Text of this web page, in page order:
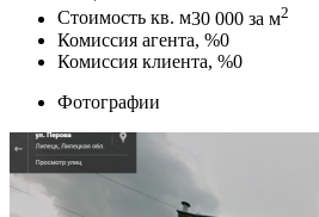
Стоимость кв. м30 000 за м2
Комиссия агента, %0
Комиссия клиента, %0
Фотографии